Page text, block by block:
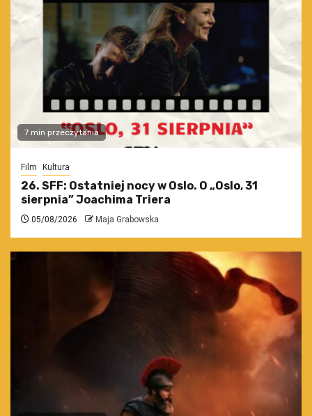
7 min przeczytania
Film Kultura
26. SFF: Ostatniej nocy w Oslo. O „Oslo, 31
sierpnia” Joachima Triera
05/08/2026 Maja Grabowska